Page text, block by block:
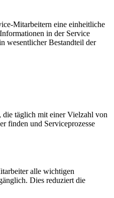
Mitarbeitern eine einheitliche
in der Service
wesentlicher Bestandteil der
die täglich mit einer Vielzahl von
finden und Serviceprozesse
alle wichtigen
Dies reduziert die